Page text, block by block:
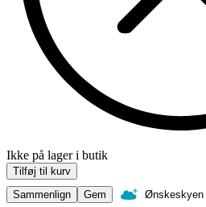
Ikke på lager i butik
Tilføj til kurv
Sammenlign
Gem Ønskeskyen